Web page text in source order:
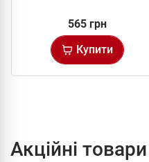
565 грн
Купити
Акційні товари